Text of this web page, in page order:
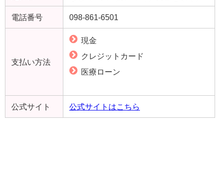
電話番号 098-861-6501
支払い方法
現金
クレジットカード
医療ローン
公式サイト 公式サイトはこちら